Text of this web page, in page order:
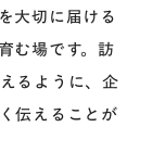
大切に届ける
む場です。訪
るように、企
伝えることが